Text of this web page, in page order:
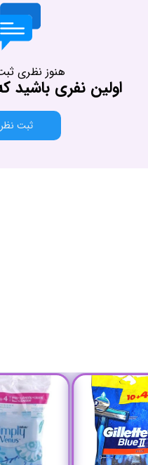
هنوز نظری
اولین نفری باشید
ثبت نظر